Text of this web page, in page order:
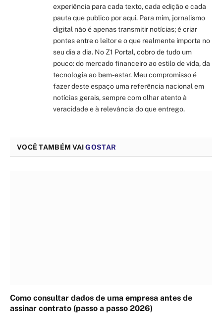
experiência para cada texto, cada edição e cada
pauta que publico por aqui. Para mim, jornalismo
digital não é apenas transmitir notícias; é criar
pontes entre o leitor e o que realmente importa no
seu dia a dia. No Z1 Portal, cobro de tudo um
pouco: do mercado financeiro ao estilo de vida, da
tecnologia ao bem-estar. Meu compromisso é
fazer deste espaço uma referência nacional em
notícias gerais, sempre com olhar atento à
veracidade e à relevância do que entrego.
VOCÊ TAMBÉM VAIGOSTAR
Como consultar dados de uma empresa antes de
assinar contrato (passo a passo 2026)